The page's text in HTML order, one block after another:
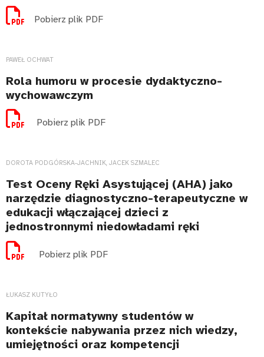
Pobierz plik PDF
PAWEŁ OCHWAT
Rola humoru w procesie dydaktyczno-
wychowawczym
Pobierz plik PDF
DOROTA PODGÓRSKA-JACHNIK, JACEK SZMALEC
Test Oceny Ręki Asystującej (AHA) jako
narzędzie diagnostyczno-terapeutyczne w
edukacji włączającej dzieci z
jednostronnymi niedowładami ręki
Pobierz plik PDF
ŁUKASZ KUTYŁO
Kapitał normatywny studentów w
kontekście nabywania przez nich wiedzy,
umiejętności oraz kompetencji